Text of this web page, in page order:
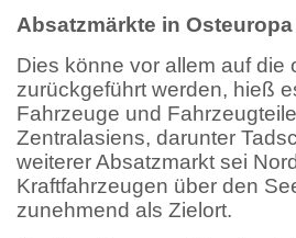
Absatzmärkte in Osteuropa
Dies könne vor allem auf
zurückgeführt werden, hieß
Fahrzeuge und
Zentralasiens, darunter
weiterer Absatzmarkt sei
Kraftfahrzeugen über den
zunehmend als Zielort.